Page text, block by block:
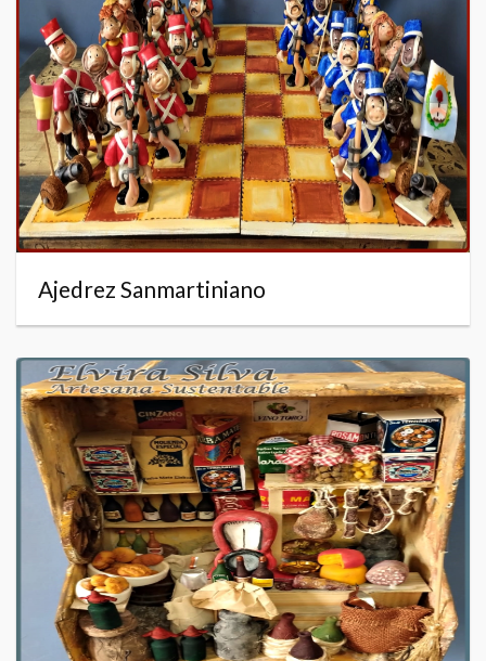
Ajedrez Sanmartiniano